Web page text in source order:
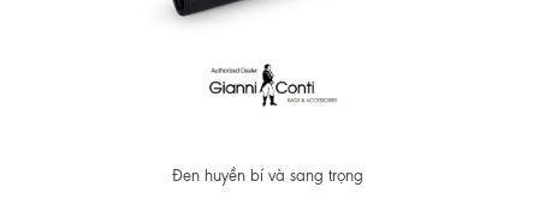
Đen huyền bí và sang trọng